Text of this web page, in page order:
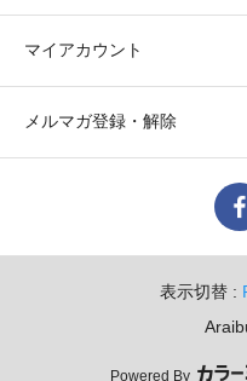
マイアカウント
メルマガ登録・解除
表示切替 :
Powered By